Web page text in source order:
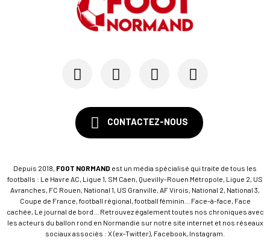
CONTACTEZ-NOUS
Depuis 2018, FOOT NORMAND est un média spécialisé qui traite de tous les
footballs : Le Havre AC, Ligue 1, SM Caen, Quevilly-Rouen Métropole, Ligue 2, US
Avranches, FC Rouen, National 1, US Granville, AF Virois, National 2, National 3,
Coupe de France, football régional, football féminin... Face-à-face, Face
cachée, Le journal de bord... Retrouvez également toutes nos chroniques avec
les acteurs du ballon rond en Normandie sur notre site internet et nos réseaux
sociaux associés : X (ex-Twitter), Facebook, Instagram.